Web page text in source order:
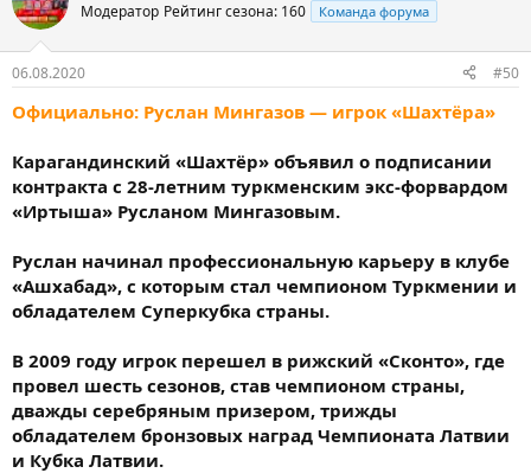
Модератор Рейтинг сезона: 160 Команда форума
06.08.2020 #50
Официально: Руслан Мингазов — игрок «Шахтёра»
Карагандинский «Шахтёр» объявил о подписании
контракта с 28-летним туркменским экс-форвардом
«Иртыша» Русланом Мингазовым.
Руслан начинал профессиональную карьеру в клубе
«Ашхабад», с которым стал чемпионом Туркмении и
обладателем Суперкубка страны.
В 2009 году игрок перешел в рижский «Сконто», где
провел шесть сезонов, став чемпионом страны,
дважды серебряным призером, трижды
обладателем бронзовых наград Чемпионата Латвии
и Кубка Латвии.